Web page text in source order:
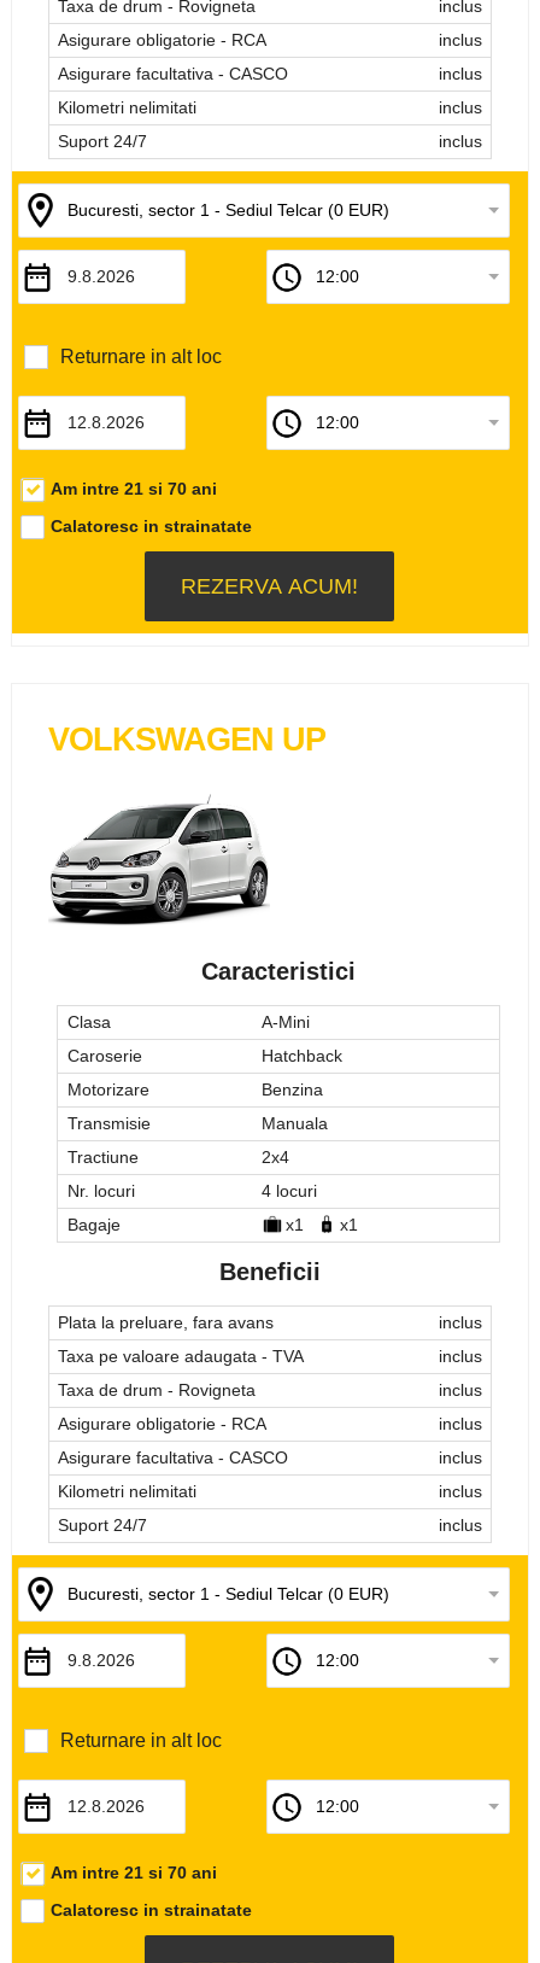
Taxa de drum - Rovigneta
inclus
Asigurare obligatorie - RCA
inclus
Asigurare facultativa - CASCO
inclus
Kilometri nelimitati
inclus
Suport 24/7
inclus
Returnare in alt loc
Am intre 21 si 70 ani
Calatoresc in strainatate
VOLKSWAGEN UP
Caracteristici
Clasa
A-Mini
Caroserie
Hatchback
Motorizare
Benzina
Transmisie
Manuala
Tractiune
2x4
Nr. locuri
4 locuri
Bagaje
x1 x1
Beneficii
Plata la preluare, fara avans
inclus
Taxa pe valoare adaugata - TVA
inclus
Taxa de drum - Rovigneta
inclus
Asigurare obligatorie - RCA
inclus
Asigurare facultativa - CASCO
inclus
Kilometri nelimitati
inclus
Suport 24/7
inclus
Returnare in alt loc
Am intre 21 si 70 ani
Calatoresc in strainatate